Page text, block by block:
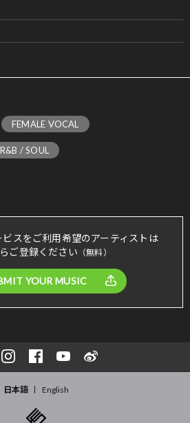
FEMALE VOCAL
R&B / SOUL
ビスをご利用希望のアーティストは
ご登録ください （無料）
YOUR MUSIC
日本語 English